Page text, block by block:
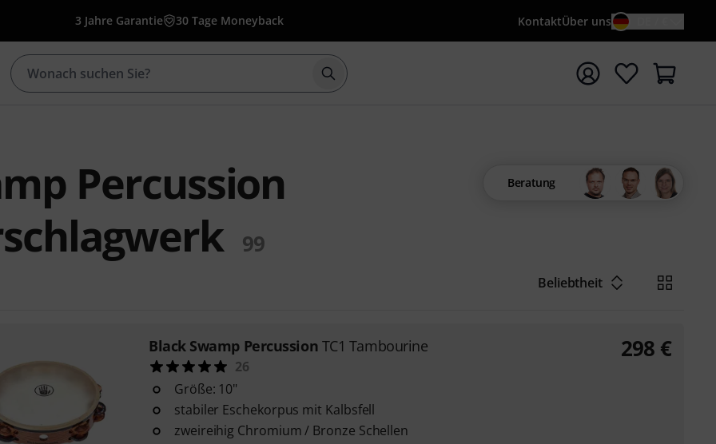
3 Jahre Garantie 30 Tage Moneyback KontaktÜber uns
Suche mit Suchwort {searchTerm} starten
Percussion
99
Beratung
Beliebtheit
Black Swamp Percussion TC1 Tambourine
26
Größe: 10"
stabiler Eschekorpus mit Kalbsfell
zweireihig Chromium / Bronze Schellen
298 €